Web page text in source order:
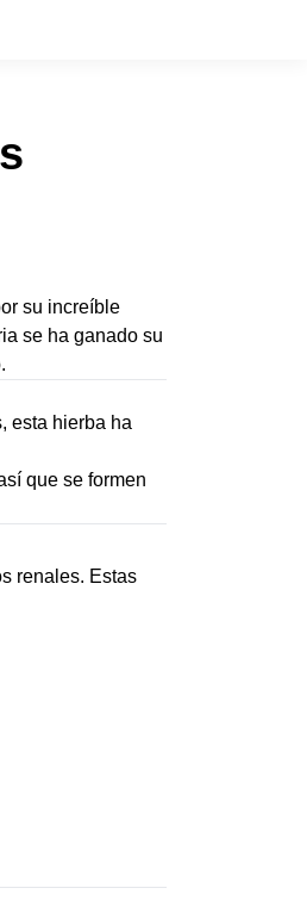
su increíble
se ha ganado su
esta hierba ha
que se formen
renales. Estas